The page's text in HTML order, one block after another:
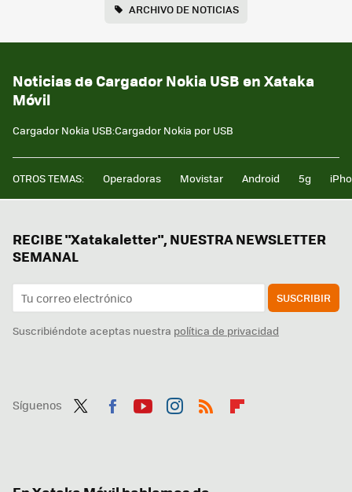
ARCHIVO DE NOTICIAS
Noticias de Cargador Nokia USB en Xataka
Móvil
Cargador Nokia USB:Cargador Nokia por USB
OTROS TEMAS: Operadoras Movistar Android 5g
RECIBE "Xatakaletter", NUESTRA NEWSLETTER
SEMANAL
SUSCRIBIR
Suscribiéndote aceptas nuestra política de privacidad
Síguenos